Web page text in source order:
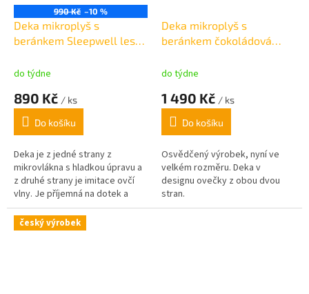
990 Kč –10 %
Deka mikroplyš s
beránkem Sleepwell lesní
do týdne
890 Kč / ks
Do košíku
Deka je z jedné strany z
mikrovlákna s hladkou úpravu a
z druhé strany je imitace ovčí
vlny. Je příjemná na dotek a
velmi hřejivá.gramáž: 500g/m2
Deka mikroplyš s
beránkem čokoládová
do týdne
1 490 Kč / ks
Do košíku
Osvědčený výrobek, nyní ve
velkém rozměru. Deka v
designu ovečky z obou dvou
stran.
český výrobek